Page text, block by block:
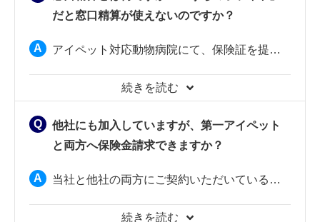
だと窓口精算が使えないのですか？
アイペット対応動物病院にて、保険証を提示するか、ご契約者さま専用サイト「マイページ」の「ご契約内容」画面を提示すると、
他社にも加入していますが、第一アイペット
と両方へ保険金請求できますか？
当社と他社の両方にご契約いただいている場合、両社に対して保険金をご請求いただけます。ただし、当社からお支払いする保険金は、